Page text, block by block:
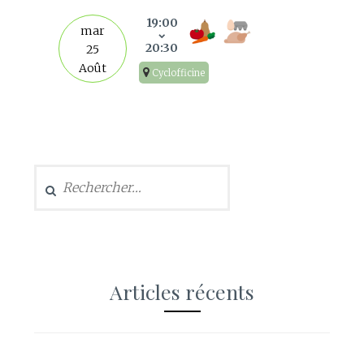
mar
25
Août
19:00
20:30
Cyclofficine
Articles récents